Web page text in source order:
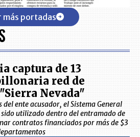
más portadas
captura de 13
red de
Nevada"
del ente acusador, el Sistema General
sido utilizado dentro del entramado de
contratos financiados por más de $3